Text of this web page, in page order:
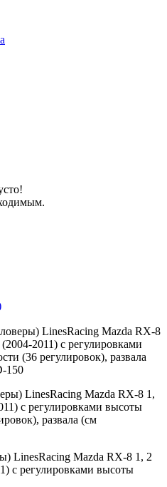
LinesRacing Mazda RX-8
2011) с регулировками
(36 регулировок), развала
150
LinesRacing Mazda RX-8 1, 2
с регулировками высоты